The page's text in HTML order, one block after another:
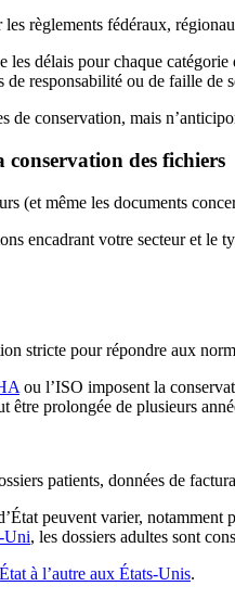
règlements fédéraux,
délais pour chaque catégorie
responsabilité ou de faille de
de conservation, mais
des fichiers
(et même les documents
encadrant votre secteur et le
stricte pour répondre aux
ou l’ISO imposent la
être prolongée de plusieurs
patients, données de
peuvent varier, notamment
Uni, les dossiers adultes sont
à l’autre aux États-Unis.